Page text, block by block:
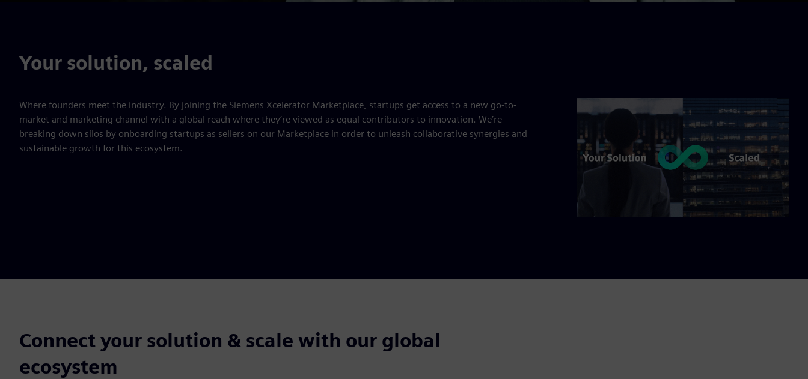
Your solution, scaled
Where founders meet the industry. By joining the Siemens Xcelerator Marketplace, startups get access to a new go-to-
market and marketing channel with a global reach where they’re viewed as equal contributors to innovation. We’re
breaking down silos by onboarding startups as sellers on our Marketplace in order to unleash collaborative synergies and
sustainable growth for this ecosystem.
Connect your solution & scale with our global
ecosystem